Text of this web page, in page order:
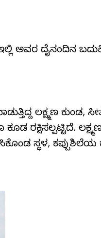
ಅವರ ದೈನಂದಿನ
ಲಕ್ಷ್ಮಣ
ಸ್ಥಳ,